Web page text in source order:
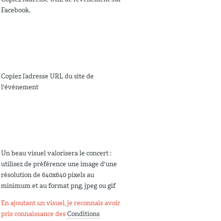
Facebook.
Copiez l’adresse URL du site de
l'événement
Un beau visuel valorisera le concert :
utilisez de préférence une image d'une
résolution de 640x640 pixels au
minimum et au format png, jpeg ou gif
En ajoutant un visuel, je reconnais avoir
pris connaissance desConditions